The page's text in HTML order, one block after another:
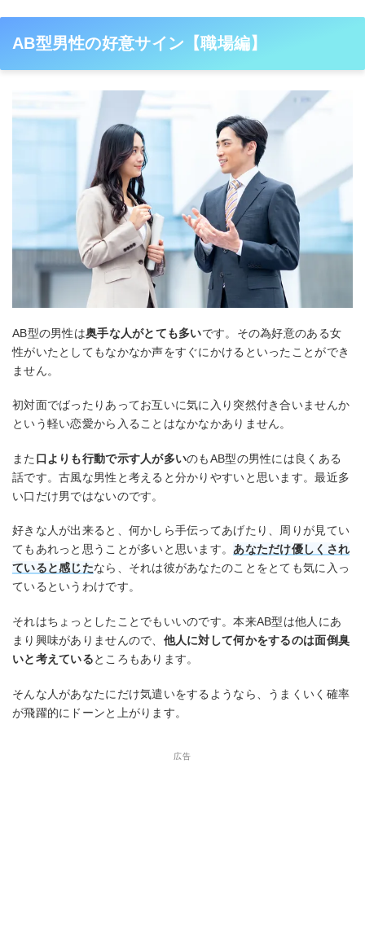
AB型男性の好意サイン【職場編】
AB型の男性は奥手な人がとても多いです。その為好意のある女
性がいたとしてもなかなか声をすぐにかけるといったことができ
ません。
初対面でばったりあってお互いに気に入り突然付き合いませんか
という軽い恋愛から入ることはなかなかありません。
また 口よりも行動で示す人が多いのもAB型の男性には良くある
話です。古風な男性と考えると分かりやすいと思います。最近多
い口だけ男ではないのです。
好きな人が出来ると、何かしら手伝ってあげたり、周りが見てい
てもあれっと思うことが多いと思います。あなただけ優しくされ
ていると感じたなら、それは彼があなたのことをとても気に入っ
ているというわけです。
それはちょっとしたことでもいいのです。本来AB型は他人にあ
まり興味がありませんので、 他人に対して何かをするのは面倒臭
いと考えているところもあります。
そんな人があなたにだけ気遣いをするようなら、うまくいく確率
が飛躍的にドーンと上がります。
広告